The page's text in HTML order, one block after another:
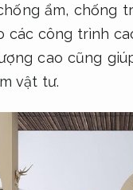
ẩm, chống
công trình
cao cũng
vật tư.